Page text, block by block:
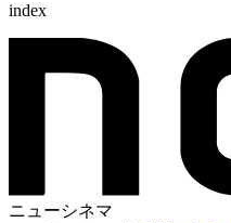
index
ニューシネマ